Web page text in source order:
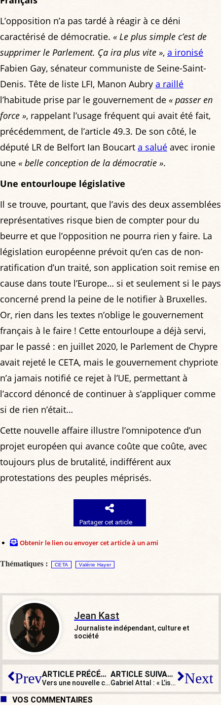
L’opposition n’a pas tardé à réagir à ce déni
caractérisé de démocratie. « Le plus simple c’est de
supprimer le Parlement. Ça ira plus vite », a ironisé
Fabien Gay, sénateur communiste de Seine-Saint-
Denis. Tête de liste LFI, Manon Aubry a raillé
l’habitude prise par le gouvernement de « passer en
force », rappelant l’usage fréquent qui avait été fait,
précédemment, de l’article 49.3. De son côté, le
député LR de Belfort Ian Boucart a salué avec ironie
une « belle conception de la démocratie ».
Une entourloupe législative
Il se trouve, pourtant, que l’avis des deux assemblées
représentatives risque bien de compter pour du
beurre et que l’opposition ne pourra rien y faire. La
législation européenne prévoit qu’en cas de non-
ratification d’un traité, son application soit remise en
cause dans toute l’Europe… si et seulement si le pays
concerné prend la peine de le notifier à Bruxelles.
Or, rien dans les textes n’oblige le gouvernement
français à le faire ! Cette entourloupe a déjà servi,
par le passé : en juillet 2020, le Parlement de Chypre
avait rejeté le CETA, mais le gouvernement chypriote
n’a jamais notifié ce rejet à l’UE, permettant à
l’accord dénoncé de continuer à s’appliquer comme
si de rien n’était…
Cette nouvelle affaire illustre l’omnipotence d’un
projet européen qui avance coûte que coûte, avec
toujours plus de brutalité, indifférent aux
protestations des peuples méprisés.
Partager cet article
Obtenir le lien ou envoyer cet article à un ami
Thématiques : CETA Valérie Hayer
Jean Kast
Journaliste indépendant, culture et
société
Prev ARTICLE PRÉCÉDENT
Vers une nouvelle crise des agriculteurs malgré la révision de la PAC ?
ARTICLE SUIVANT
Gabriel Attal : « L’islamisme n’est pas une religion. » Oui, et alors ? Next
VOS COMMENTAIRES